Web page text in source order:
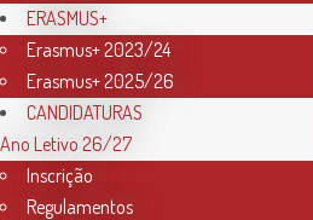
Dedilhada
ERASMUS+
Erasmus+ 2023/24
Erasmus+ 2025/26
CANDIDATURAS
Ano Letivo 26/27
Inscrição
Regulamentos